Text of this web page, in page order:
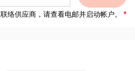
络供应商，请查看电邮并启动帐户。